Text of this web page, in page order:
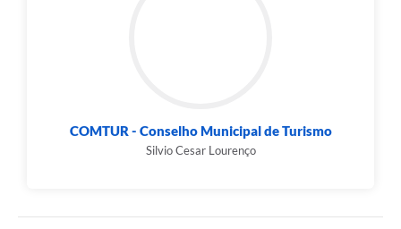
COMTUR - Conselho Municipal de Turismo
Silvio Cesar Lourenço